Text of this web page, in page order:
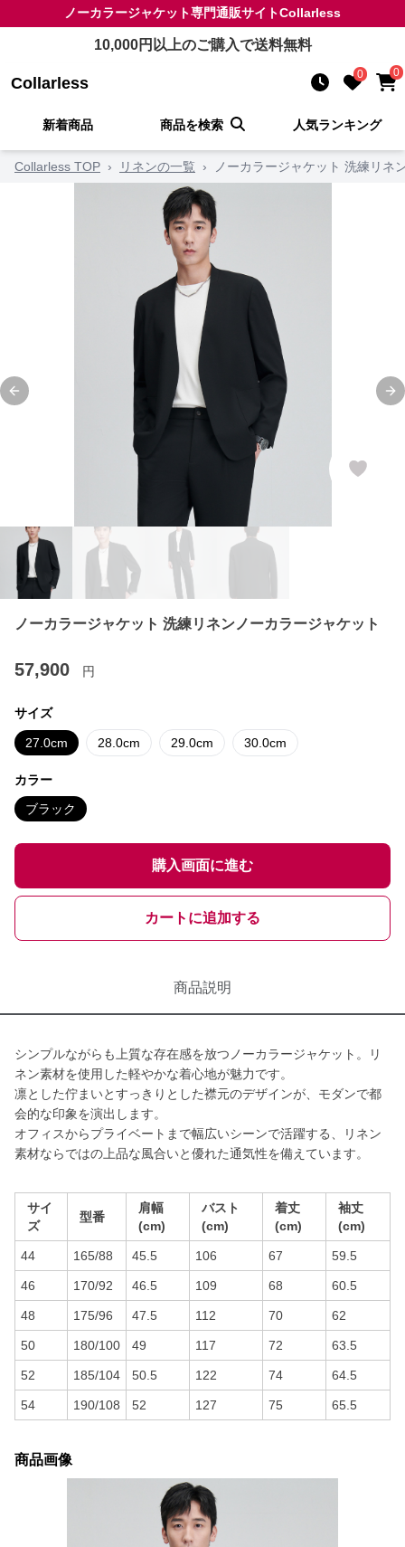
ノーカラージャケット専門通販サイトCollarless
10,000円以上のご購入で送料無料
Collarless 0 0
新着商品 商品を検索 人気ランキング
Collarless TOP › リネンの一覧 › ノーカラージャケット 洗練リネ
Previous slide
ノーカラージャケット 洗練リネンノーカラージャケット
57,900 円
サイズ
27.0cm 28.0cm 29.0cm 30.0cm
カラー
ブラック
購入画面に進む
カートに追加する
商品説明
シンプルながらも上質な存在感を放つノーカラージャケット。リ
ネン素材を使用した軽やかな着心地が魅力です。
凛とした佇まいとすっきりとした襟元のデザインが、モダンで都
会的な印象を演出します。
オフィスからプライベートまで幅広いシーンで活躍する、リネン
素材ならではの上品な風合いと優れた通気性を備えています。
サイ
ズ
型番
肩幅
(cm)
バスト
(cm)
着丈
(cm)
袖丈
(cm)
44 165/88 45.5 106 67 59.5
46 170/92 46.5 109 68 60.5
48 175/96 47.5 112 70 62
50 180/100 49 117 72 63.5
52 185/104 50.5 122 74 64.5
54 190/108 52 127 75 65.5
商品画像